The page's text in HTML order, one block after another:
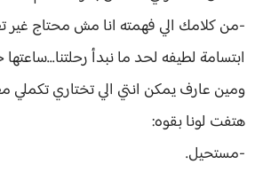
-من كلامك الي فهمته انا مش محتاج غير
ابتسامة لطيفه لحد ما نبدأ
ومين عارف يمكن انتي الي تختاري تكملي
هتفت لونا بقوه:
-مستحيل.